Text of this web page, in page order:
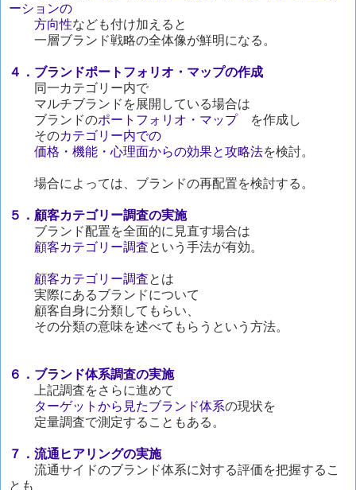
ーションの
方向性なども付け加えると
一層ブランド戦略の全体像が鮮明になる。
４．ブランドポートフォリオ・マップの作成
同一カテゴリー内で
マルチブランドを展開している場合は
ブランドのポートフォリオ・マップ
を作成し
そのカテゴリー内での
価格・機能・心理面からの効果と攻略法を検討。
場合によっては、ブランドの再配置を検討する。
５．顧客カテゴリー調査の実施
ブランド配置を全面的に見直す場合は
顧客カテゴリー調査という手法が有効。
顧客カテゴリー調査とは
実際にあるブランドについて
顧客自身に分類してもらい、
その分類の意味を述べてもらうという方法。
６．ブランド体系調査の実施
上記調査をさらに進めて
ターゲットから見たブランド体系の現状を
定量調査で測定することもある。
７．流通ヒアリングの実施
流通サイドのブランド体系に対する評価を把握するこ
とも